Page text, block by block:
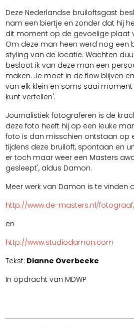
Deze Nederlandse bruiloftsgast
nam een biertje en zonder dat hij
dit moment op de gevoelige plaat
Om deze man heen werd nog een
styling van de locatie. Wachten
besloot ik van deze man een
maken. Je moet in de flow blijven
van elk klein en soms saai
kunt vertellen'.
Journalistiek fotograferen is de
deze foto heeft hij op een leuke
foto is dan misschien ontstaan op
tijdens deze bruiloft, spontaan en
er toch maar weer een Masters
gesleept', aldus Damon.
Meer werk van Damon is te vinden
http://www.de-masters.nl/
en
http://www.studiodamon.com
Tekst: Dianne Overbeeke
In opdracht van MDWP